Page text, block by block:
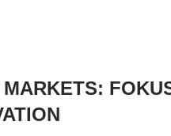
MARKETS: